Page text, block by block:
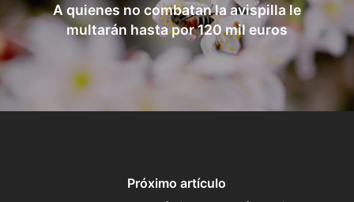
A quienes no combatan la avispilla le
multarán hasta por 120 mil euros
Próximo artículo